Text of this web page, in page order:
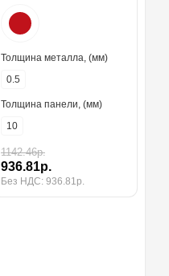
Толщина металла, (мм)
0.5
Толщина панели, (мм)
10
1142.46р.
936.81р.
Без НДС: 936.81р.